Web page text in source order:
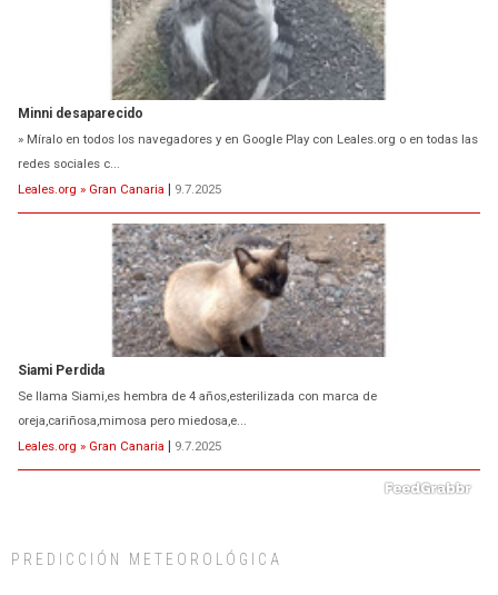
Minni desaparecido
» Míralo en todos los navegadores y en Google Play con Leales.org o en todas las
redes sociales c...
Leales.org » Gran Canaria
9.7.2025
Siami Perdida
Se llama Siami,es hembra de 4 años,esterilizada con marca de
oreja,cariñosa,mimosa pero miedosa,e...
Leales.org » Gran Canaria
9.7.2025
PREDICCIÓN METEOROLÓGICA